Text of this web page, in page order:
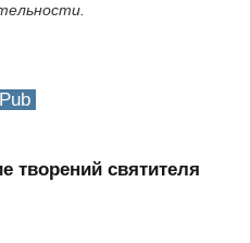
творений святителя